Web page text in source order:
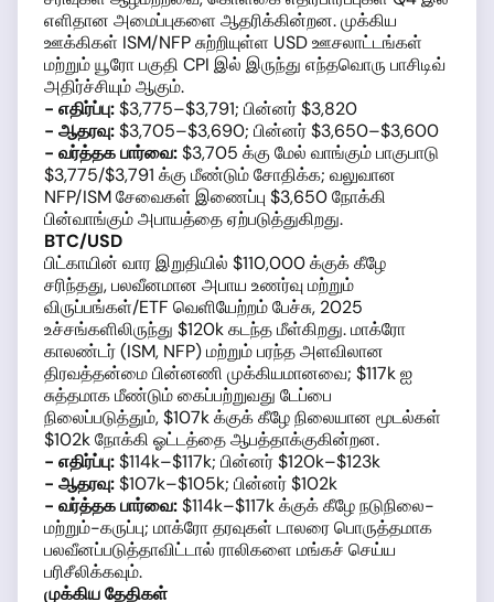
எளிதான அமைப்புகளை ஆதரிக்கின்றன. முக்கிய
ஊக்கிகள் ISM/NFP சுற்றியுள்ள USD ஊசலாட்டங்கள்
மற்றும் யூரோ பகுதி CPI இல் இருந்து எந்தவொரு பாசிடிவ்
அதிர்ச்சியும் ஆகும்.
- எதிர்ப்பு:$3,775–$3,791; பின்னர் $3,820
- ஆதரவு:$3,705–$3,690; பின்னர் $3,650–$3,600
- வர்த்தக பார்வை:$3,705 க்கு மேல் வாங்கும் பாகுபாடு
$3,775/$3,791 க்கு மீண்டும் சோதிக்க; வலுவான
NFP/ISM சேவைகள் இணைப்பு $3,650 நோக்கி
பின்வாங்கும் அபாயத்தை ஏற்படுத்துகிறது.
BTC/USD
பிட்காயின் வார இறுதியில் $110,000 க்குக் கீழே
சரிந்தது, பலவீனமான அபாய உணர்வு மற்றும்
விருப்பங்கள்/ETF வெளியேற்றம் பேச்சு, 2025
உச்சங்களிலிருந்து $120k கடந்த மீள்கிறது. மாக்ரோ
காலண்டர் (ISM, NFP) மற்றும் பரந்த அளவிலான
திரவத்தன்மை பின்னணி முக்கியமானவை; $117k ஐ
சுத்தமாக மீண்டும் கைப்பற்றுவது டேப்பை
நிலைப்படுத்தும், $107k க்குக் கீழே நிலையான மூடல்கள்
$102k நோக்கி ஓட்டத்தை ஆபத்தாக்குகின்றன.
- எதிர்ப்பு:$114k–$117k; பின்னர் $120k–$123k
- ஆதரவு:$107k–$105k; பின்னர் $102k
- வர்த்தக பார்வை:$114k–$117k க்குக் கீழே நடுநிலை-
மற்றும்-கருப்பு; மாக்ரோ தரவுகள் டாலரை பொருத்தமாக
பலவீனப்படுத்தாவிட்டால் ராலிகளை மங்கச் செய்ய
பரிசீலிக்கவும்.
முக்கிய தேதிகள்